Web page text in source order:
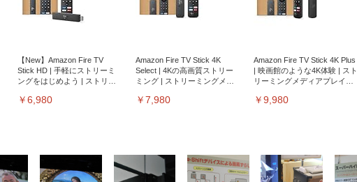
【New】Amazon Fire TV
Stick HD | 手軽にストリーミ
ングをはじめよう | ストリー
￥6,980
Amazon Fire TV Stick 4K
Select | 4Kの高画質ストリー
ミング | ストリーミングメデ
￥7,980
Amazon Fire TV Stick 4K Plus
| 映画館のような4K体験 | スト
リーミングメディアプレイヤ
￥9,980